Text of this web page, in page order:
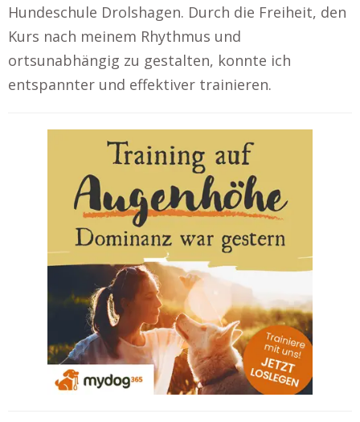
Hundeschule Drolshagen. Durch die Freiheit, den
Kurs nach meinem Rhythmus und
ortsunabhängig zu gestalten, konnte ich
entspannter und effektiver trainieren.